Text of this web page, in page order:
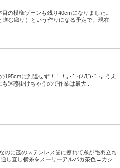
の模様ゾーンも残り40cmになりました。
む織り）という作りになる予定で、現在
に到達せず！！！｡･ﾟ･(ﾉД`)･ﾟ･｡ うえ
迷惑掛けちゃうので作業は最大...
のに筬のステンレス歯に擦れて糸が毛羽立ち
し直し横糸をスーリーアルパカ茶色→カシ